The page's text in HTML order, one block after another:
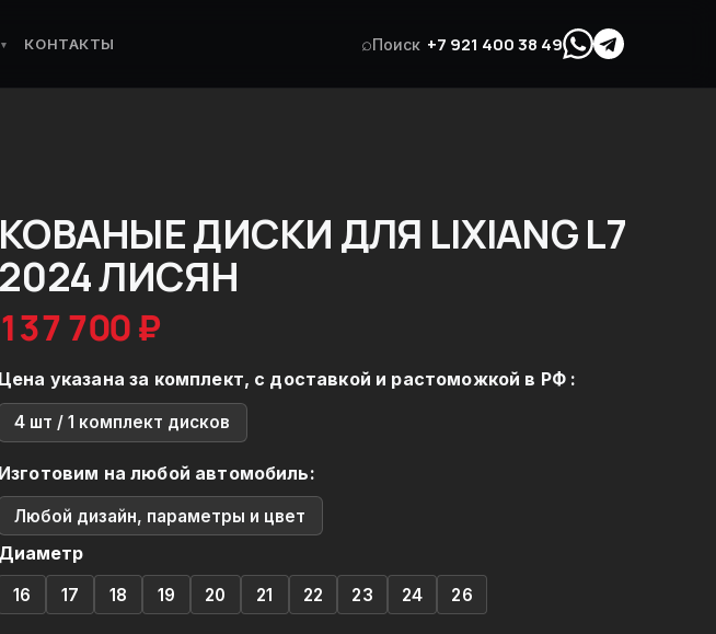
▾ КОНТАКТЫ ⌕Поиск +7 921 400 38 49
КОВАНЫЕ ДИСКИ ДЛЯ LIXIANG L7
2024 ЛИСЯН
137 700 ₽
Цена указана за комплект, с доставкой и растоможкой в РФ :
4 шт / 1 комплект дисков
Изготовим на любой автомобиль:
Любой дизайн, параметры и цвет
Диаметр
16 17 18 19 20 21 22 23 24 26